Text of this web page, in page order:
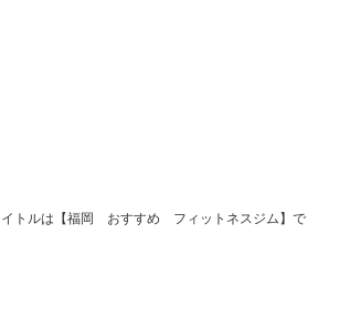
イトルは【福岡 おすすめ フィットネスジム】で